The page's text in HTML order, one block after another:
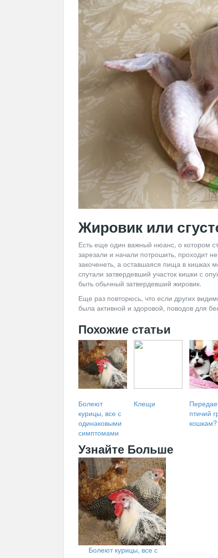
Жировик или
Есть еще один важный нюанс, о котором
зарезали и начали потрошить, проходит
закоченеть, а оставшаяся пища в кишках
спутали затвердевший участок кишки с
быть обычный затвердевший жировик.
Еще раз повторюсь, что если других
была активной и здоровой, поводов для
Похожие статьи
Болеют
курицы, все с
одинаковыми
симптомами
Клещи
птичий
кошкам?
Узнайте Больше
Болеют курицы, все с